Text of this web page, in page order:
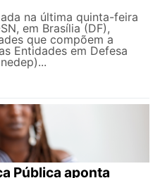
na última quinta-feira
em Brasília (DF),
que compõem a
Entidades em Defesa
Pública aponta